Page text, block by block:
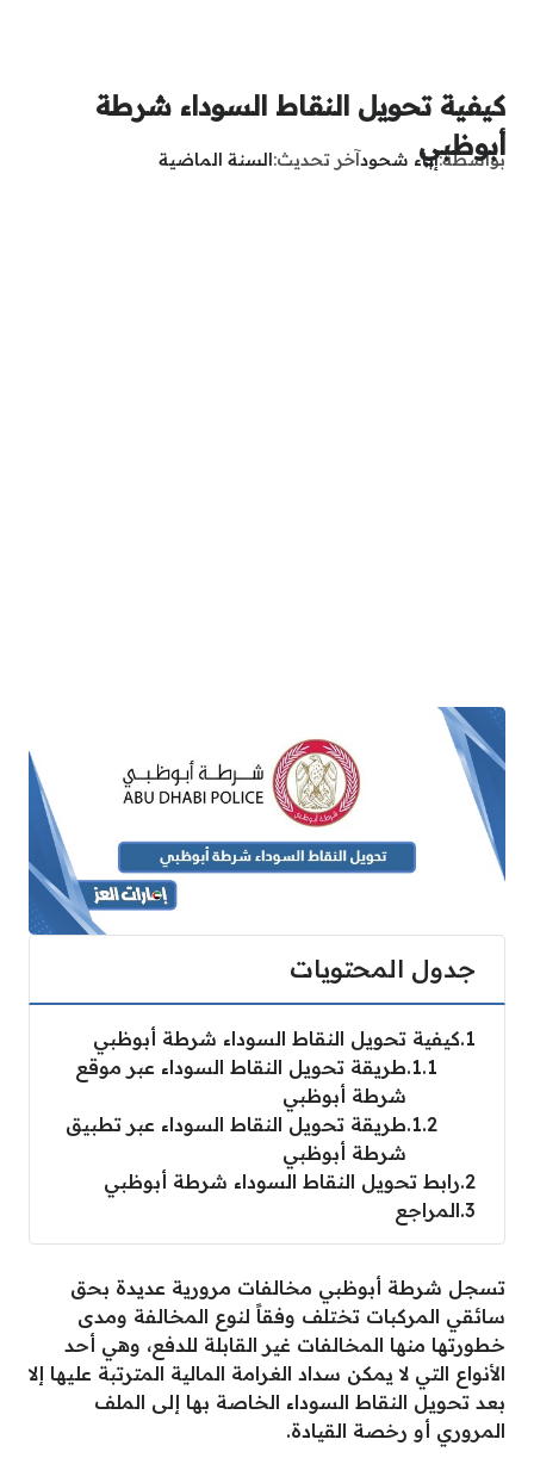
كيفية تحويل النقاط السوداء شرطة
أبوظبي
بواسطةإباء شحودآخر تحديث السنة الماضية
جدول المحتويات
1 كيفية تحويل النقاط السوداء شرطة أبوظبي
1.1 طريقة تحويل النقاط السوداء عبر موقع
شرطة أبوظبي
1.2 طريقة تحويل النقاط السوداء عبر تطبيق
شرطة أبوظبي
2 رابط تحويل النقاط السوداء شرطة أبوظبي
3 المراجع
تسجل شرطة أبوظبي مخالفات مرورية عديدة بحق
سائقي المركبات تختلف وفقاً لنوع المخالفة ومدى
خطورتها منها المخالفات غير القابلة للدفع، وهي أحد
الأنواع التي لا يمكن سداد الغرامة المالية المترتبة عليها إلا
بعد تحويل النقاط السوداء الخاصة بها إلى الملف
المروري أو رخصة القيادة.